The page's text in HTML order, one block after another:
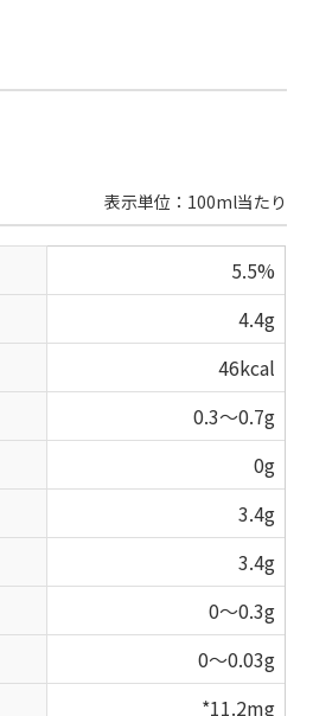
表示単位：100ml当たり
5.5%
4.4g
46kcal
0.3～0.7g
0g
3.4g
3.4g
0～0.3g
0～0.03g
*11.2mg